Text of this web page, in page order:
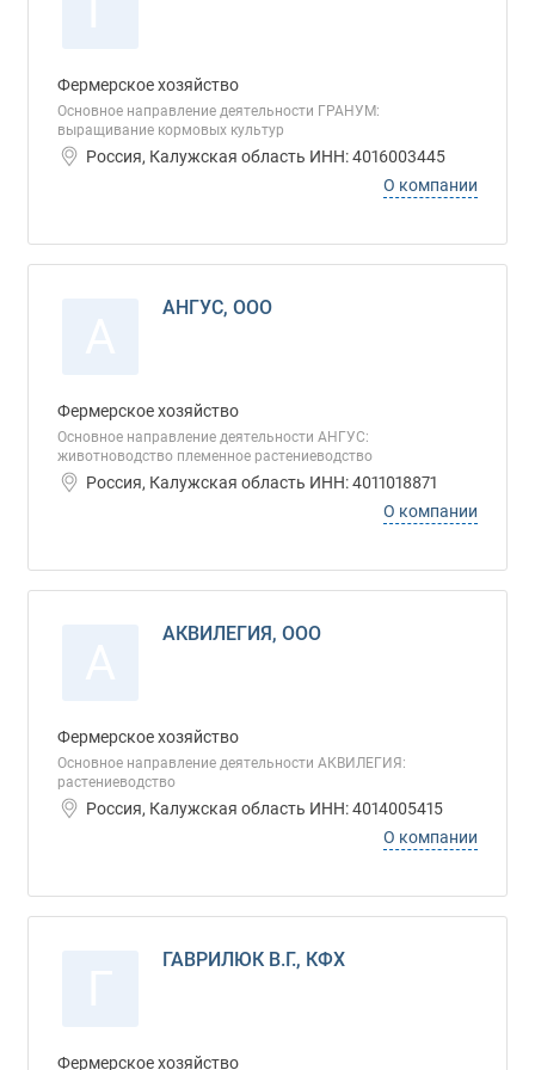
Фермерское хозяйство
Основное направление деятельности ГРАНУМ:
выращивание кормовых культур
Россия, Калужская область ИНН: 4016003445
О компании
АНГУС, ООО
Фермерское хозяйство
Основное направление деятельности АНГУС:
животноводство племенное растениеводство
Россия, Калужская область ИНН: 4011018871
О компании
АКВИЛЕГИЯ, ООО
Фермерское хозяйство
Основное направление деятельности АКВИЛЕГИЯ:
растениеводство
Россия, Калужская область ИНН: 4014005415
О компании
ГАВРИЛЮК В.Г., КФХ
Фермерское хозяйство